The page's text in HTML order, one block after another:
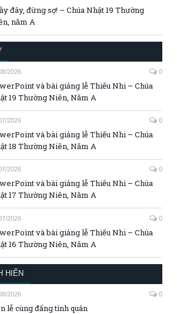
đây, đừng sợ! – Chúa Nhật 19 Thường
năm A
2026 0
và bài giảng lễ Thiếu Nhi – Chúa
19 Thường Niên, Năm A
2026 0
và bài giảng lễ Thiếu Nhi – Chúa
18 Thường Niên, Năm A
2026 0
và bài giảng lễ Thiếu Nhi – Chúa
17 Thường Niên, Năm A
2026 0
và bài giảng lễ Thiếu Nhi – Chúa
16 Thường Niên, Năm A
HIẾN
2026 0
lễ cùng đấng tình quân